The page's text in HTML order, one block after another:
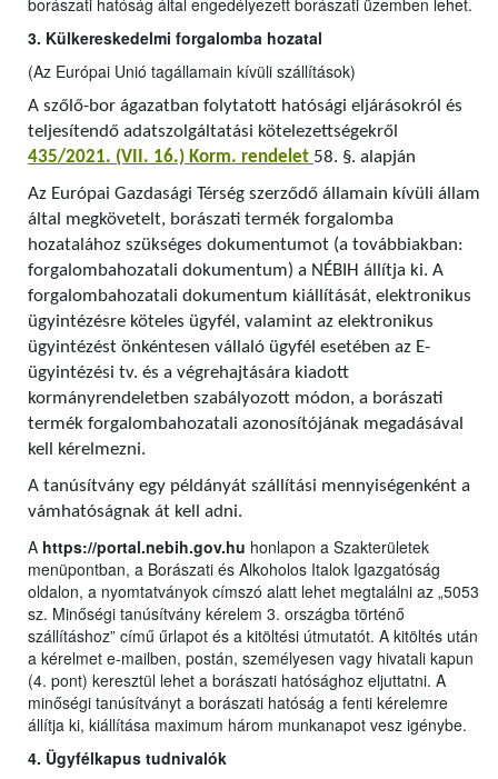
borászati hatóság által engedélyezett borászati üzemben lehet.
3. Külkereskedelmi forgalomba hozatal
(Az Európai Unió tagállamain kívüli szállítások)
A szőlő-bor ágazatban folytatott hatósági eljárásokról és
teljesítendő adatszolgáltatási kötelezettségekről
435/2021. (VII. 16.) Korm. rendelet 58. §. alapján
Az Európai Gazdasági Térség szerződő államain kívüli állam
által megkövetelt, borászati termék forgalomba
hozatalához szükséges dokumentumot (a továbbiakban:
forgalombahozatali dokumentum) a NÉBIH állítja ki. A
forgalombahozatali dokumentum kiállítását, elektronikus
ügyintézésre köteles ügyfél, valamint az elektronikus
ügyintézést önkéntesen vállaló ügyfél esetében az E-
ügyintézési tv. és a végrehajtására kiadott
kormányrendeletben szabályozott módon, a borászati
termék forgalombahozatali azonosítójának megadásával
kell kérelmezni.
A tanúsítvány egy példányát szállítási mennyiségenként a
vámhatóságnak át kell adni.
A https://portal.nebih.gov.hu honlapon a Szakterületek
menüpontban, a Borászati és Alkoholos Italok Igazgatóság
oldalon, a nyomtatványok címszó alatt lehet megtalálni az „5053
sz. Minőségi tanúsítvány kérelem 3. országba történő
szállításhoz” című űrlapot és a kitöltési útmutatót. A kitöltés után
a kérelmet e-mailben, postán, személyesen vagy hivatali kapun
(4. pont) keresztül lehet a borászati hatósághoz eljuttatni. A
minőségi tanúsítványt a borászati hatóság a fenti kérelemre
állítja ki, kiállítása maximum három munkanapot vesz igénybe.
4. Ügyfélkapus tudnivalók